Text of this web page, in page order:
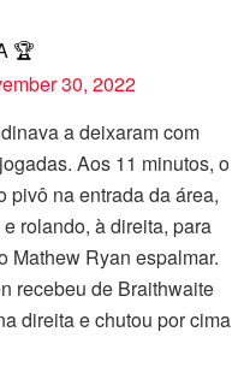
🏆
30, 2022
a deixaram com
Aos 11 minutos, o
pivô na entrada da área,
rolando, à direita, para
Mathew Ryan espalmar.
recebeu de Braithwaite
direita e chutou por cima